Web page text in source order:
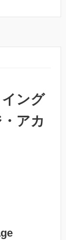
ング
アカ